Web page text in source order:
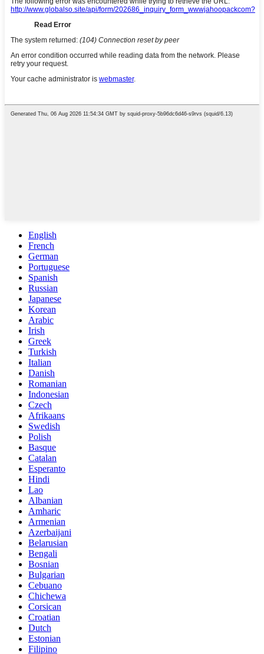
English
French
German
Portuguese
Spanish
Russian
Japanese
Korean
Arabic
Irish
Greek
Turkish
Italian
Danish
Romanian
Indonesian
Czech
Afrikaans
Swedish
Polish
Basque
Catalan
Esperanto
Hindi
Lao
Albanian
Amharic
Armenian
Azerbaijani
Belarusian
Bengali
Bosnian
Bulgarian
Cebuano
Chichewa
Corsican
Croatian
Dutch
Estonian
Filipino